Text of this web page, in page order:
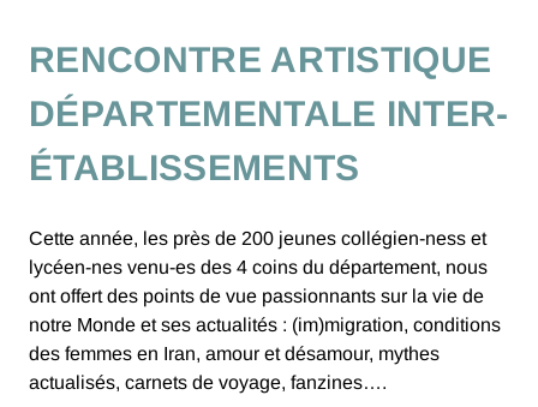
RENCONTRE ARTISTIQUE
DÉPARTEMENTALE INTER-
ÉTABLISSEMENTS
Cette année, les près de 200 jeunes collégien-ness et
lycéen-nes venu-es des 4 coins du département, nous
ont offert des points de vue passionnants sur la vie de
notre Monde et ses actualités : (im)migration, conditions
des femmes en Iran, amour et désamour, mythes
actualisés, carnets de voyage, fanzines….